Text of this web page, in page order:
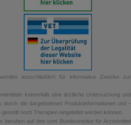
ausschließlich für informative Zwecke zur
keinesfalls eine ärztliche Untersuchung und
durch die dargebotenen Produktinformationen und -
noch Therapien eingeleitet werden können.
beruhen auf den vom Bundesinstitut für Arzneimittel